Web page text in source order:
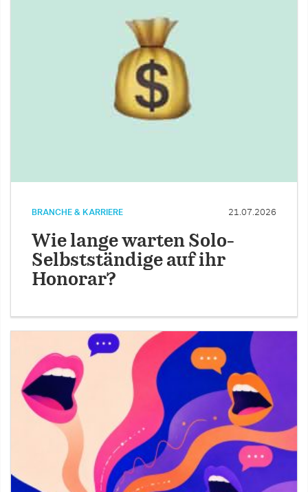
BRANCHE & KARRIERE 21.07.2026
Wie lange warten Solo-
Selbstständige auf ihr
Honorar?